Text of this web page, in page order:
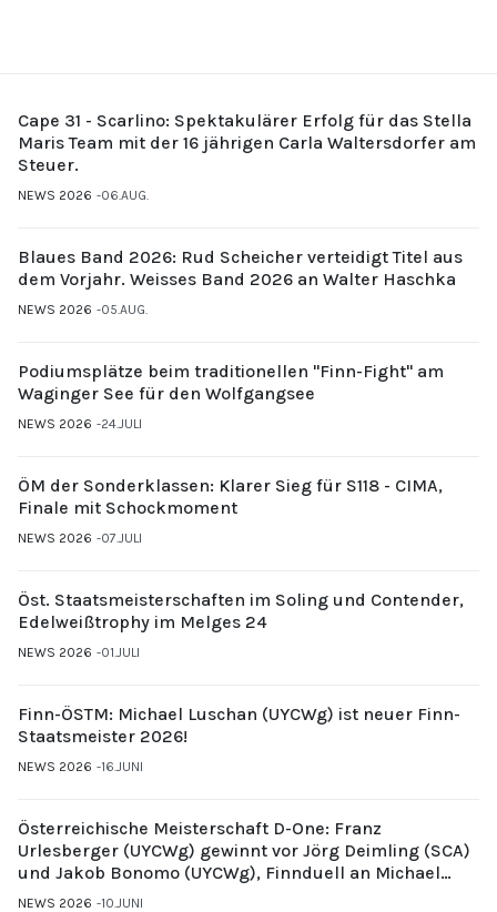
Cape 31 - Scarlino: Spektakulärer Erfolg für das Stella
Maris Team mit der 16 jährigen Carla Waltersdorfer am
Steuer.
NEWS 2026 06.AUG.
Blaues Band 2026: Rud Scheicher verteidigt Titel aus
dem Vorjahr. Weisses Band 2026 an Walter Haschka
NEWS 2026 05.AUG.
Podiumsplätze beim traditionellen "Finn-Fight" am
Waginger See für den Wolfgangsee
NEWS 2026 24.JULI
ÖM der Sonderklassen: Klarer Sieg für S118 - CIMA,
Finale mit Schockmoment
NEWS 2026 07.JULI
Öst. Staatsmeisterschaften im Soling und Contender,
Edelweißtrophy im Melges 24
NEWS 2026 01.JULI
Finn-ÖSTM: Michael Luschan (UYCWg) ist neuer Finn-
Staatsmeister 2026!
NEWS 2026 16.JUNI
Österreichische Meisterschaft D-One: Franz
Urlesberger (UYCWg) gewinnt vor Jörg Deimling (SCA)
und Jakob Bonomo (UYCWg), Finnduell an Michael
Gubi (UYCMo)
NEWS 2026 10.JUNI